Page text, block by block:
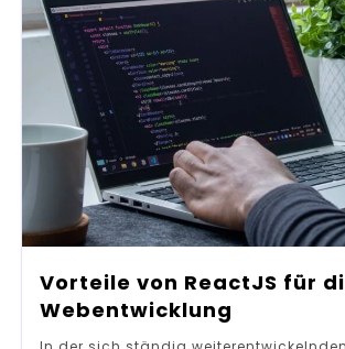
Vorteile von ReactJS für
Webentwicklung